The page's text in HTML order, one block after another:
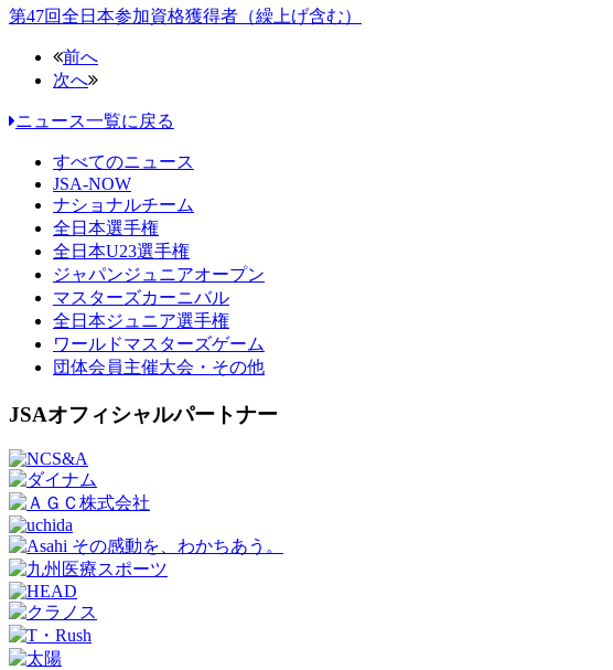
第47回全日本参加資格獲得者（繰上げ含む）
前へ
次へ
ニュース一覧に戻る
すべてのニュース
JSA-NOW
ナショナルチーム
全日本選手権
全日本U23選手権
ジャパンジュニアオープン
マスターズカーニバル
全日本ジュニア選手権
ワールドマスターズゲーム
団体会員主催大会・その他
JSAオフィシャルパートナー